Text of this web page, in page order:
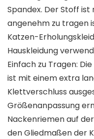
Spandex. Der Stoff
angenehm zu tragen
Katzen-
Hauskleidung
Einfach zu Tragen:
ist mit einem extra
Klettverschluss
Größenanpassung
Nackenriemen auf
den Gliedmaßen der